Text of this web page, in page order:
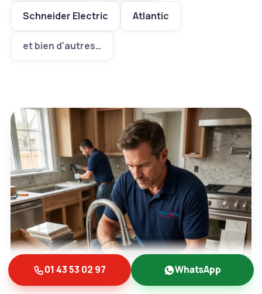
Schneider Electric Atlantic
et bien d'autres…
01 43 53 02 97 WhatsApp